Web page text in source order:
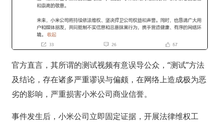
官方直言，其所谓的测试视频有意误导公众，“测试”方法
及结论，存在诸多严重谬误与偏颇，在网络上造成极为恶
劣的影响，严重损害小米公司商业信誉。
事件发生后，小米公司立即固定证据，开展法律维权工